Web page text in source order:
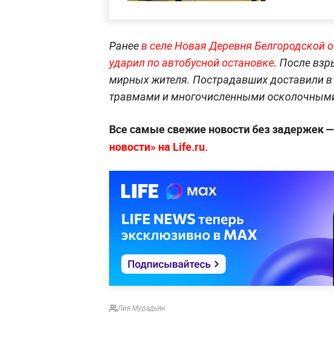
Ранеев селе Новая Деревня Белгородской
ударил по автобусной остановке. После
мирных жителя. Пострадавших доставили
травмами и многочисленными
Все самые свежие новости без задержек —
новости» на Life.ru.
Лия Мурадьян